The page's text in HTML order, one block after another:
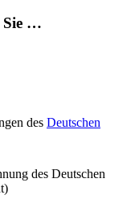
Sie …
des Deutschen
des Deutschen